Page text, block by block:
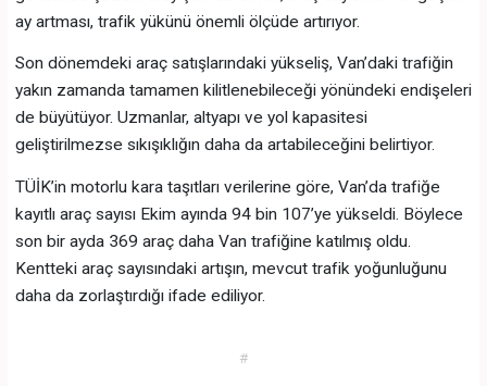
ay artması, trafik yükünü önemli ölçüde artırıyor.
Son dönemdeki araç satışlarındaki yükseliş, Van’daki trafiğin
yakın zamanda tamamen kilitlenebileceği yönündeki endişeleri
de büyütüyor. Uzmanlar, altyapı ve yol kapasitesi
geliştirilmezse sıkışıklığın daha da artabileceğini belirtiyor.
TÜİK’in motorlu kara taşıtları verilerine göre, Van’da trafiğe
kayıtlı araç sayısı Ekim ayında 94 bin 107’ye yükseldi. Böylece
son bir ayda 369 araç daha Van trafiğine katılmış oldu.
Kentteki araç sayısındaki artışın, mevcut trafik yoğunluğunu
daha da zorlaştırdığı ifade ediliyor.
#